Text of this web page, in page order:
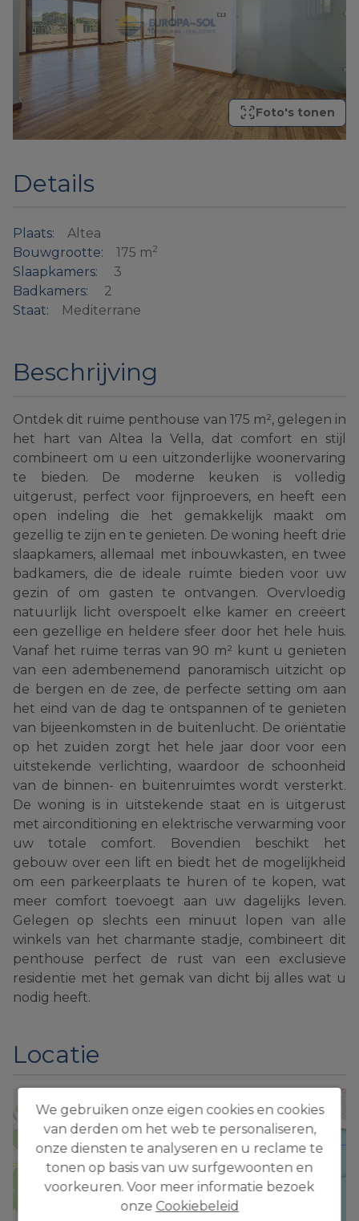
Foto's tonen
Details
Plaats:
Altea
Bouwgrootte:
175 m2
Slaapkamers:
3
Badkamers:
2
Staat:
Mediterrane
Beschrijving
Ontdek dit ruime penthouse van 175 m², gelegen in
het hart van Altea la Vella, dat comfort en stijl
combineert om u een uitzonderlijke woonervaring
te bieden. De moderne keuken is volledig
uitgerust, perfect voor fijnproevers, en heeft een
open indeling die het gemakkelijk maakt om
gezellig te zijn en te genieten. De woning heeft drie
slaapkamers, allemaal met inbouwkasten, en twee
badkamers, die de ideale ruimte bieden voor uw
gezin of om gasten te ontvangen. Overvloedig
natuurlijk licht overspoelt elke kamer en creëert
een gezellige en heldere sfeer door het hele huis.
Vanaf het ruime terras van 90 m² kunt u genieten
van een adembenemend panoramisch uitzicht op
de bergen en de zee, de perfecte setting om aan
het eind van de dag te ontspannen of te genieten
van bijeenkomsten in de buitenlucht. De oriëntatie
op het zuiden zorgt het hele jaar door voor een
uitstekende verlichting, waardoor de schoonheid
van de binnen- en buitenruimtes wordt versterkt.
De woning is in uitstekende staat en is uitgerust
met airconditioning en elektrische verwarming voor
uw totale comfort. Bovendien beschikt het
gebouw over een lift en biedt het de mogelijkheid
om een parkeerplaats te huren of te kopen, wat
meer comfort toevoegt aan uw dagelijks leven.
Gelegen op slechts een minuut lopen van alle
winkels van het charmante stadje, combineert dit
penthouse perfect de rust van een exclusieve
residentie met het gemak van dicht bij alles wat u
nodig heeft.
Locatie
+
We gebruiken onze eigen cookies en cookies
van derden om het web te personaliseren,
onze diensten te analyseren en u reclame te
tonen op basis van uw surfgewoonten en
voorkeuren. Voor meer informatie bezoek
onze Cookiebeleid